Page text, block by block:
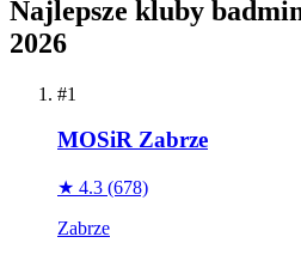
Najlepsze kluby
2026
#1
MOSiR Zabrze
★ 4.3 (678)
Zabrze